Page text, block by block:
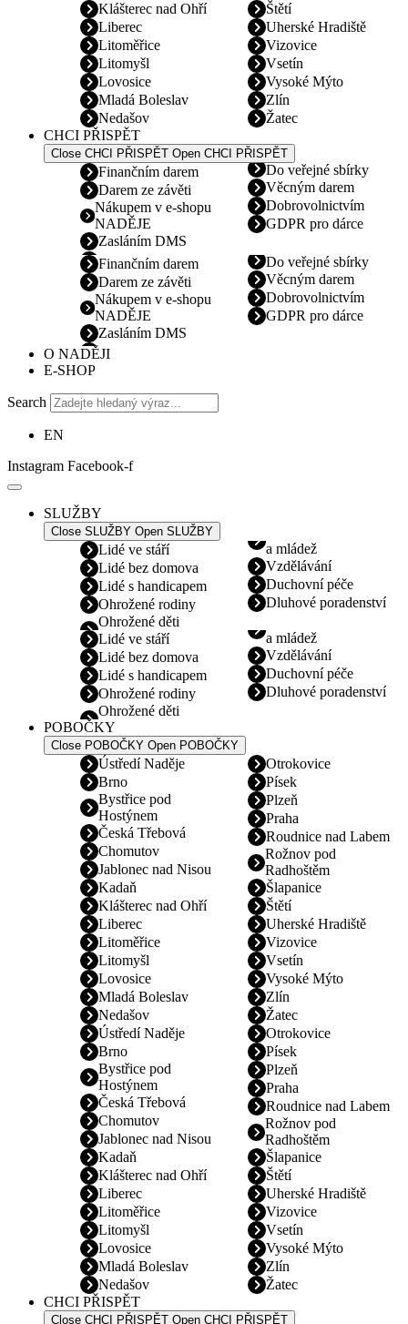
Klášterec nad Ohří
Liberec
Litoměřice
Litomyšl
Lovosice
Mladá Boleslav
Nedašov
Štětí
Uherské Hradiště
Vizovice
Vsetín
Vysoké Mýto
Zlín
Žatec
CHCI PŘISPĚT
Close CHCI PŘISPĚT Open CHCI PŘISPĚT
Finančním darem
Darem ze závěti
Nákupem v e-shopu
NADĚJE
Zasláním DMS
Do veřejné sbírky
Věcným darem
Dobrovolnictvím
GDPR pro dárce
Finančním darem
Darem ze závěti
Nákupem v e-shopu
NADĚJE
Zasláním DMS
Do veřejné sbírky
Věcným darem
Dobrovolnictvím
GDPR pro dárce
O NADĚJI
E-SHOP
Search
EN
Instagram Facebook-f
SLUŽBY
Close SLUŽBY Open SLUŽBY
Lidé ve stáří
Lidé bez domova
Lidé s handicapem
Ohrožené rodiny
Ohrožené děti
a mládež
Vzdělávání
Duchovní péče
Dluhové poradenství
Lidé ve stáří
Lidé bez domova
Lidé s handicapem
Ohrožené rodiny
Ohrožené děti
a mládež
Vzdělávání
Duchovní péče
Dluhové poradenství
POBOČKY
Close POBOČKY Open POBOČKY
Ústředí Naděje
Brno
Bystřice pod
Hostýnem
Česká Třebová
Chomutov
Jablonec nad Nisou
Kadaň
Klášterec nad Ohří
Liberec
Litoměřice
Litomyšl
Lovosice
Mladá Boleslav
Nedašov
Otrokovice
Písek
Plzeň
Praha
Roudnice nad Labem
Rožnov pod
Radhoštěm
Šlapanice
Štětí
Uherské Hradiště
Vizovice
Vsetín
Vysoké Mýto
Zlín
Žatec
Ústředí Naděje
Brno
Bystřice pod
Hostýnem
Česká Třebová
Chomutov
Jablonec nad Nisou
Kadaň
Klášterec nad Ohří
Liberec
Litoměřice
Litomyšl
Lovosice
Mladá Boleslav
Nedašov
Otrokovice
Písek
Plzeň
Praha
Roudnice nad Labem
Rožnov pod
Radhoštěm
Šlapanice
Štětí
Uherské Hradiště
Vizovice
Vsetín
Vysoké Mýto
Zlín
Žatec
CHCI PŘISPĚT
Close CHCI PŘISPĚT Open CHCI PŘISPĚT